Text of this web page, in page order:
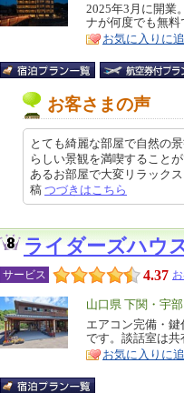
リ
ア
特
徴
2025年3月に開業
ナが何度でも無料
お気に入りに
お客さまの声
とても綺麗な部屋で自然の
らしい景観を満喫すること
あるお部屋で大変リラック
稿 つづきはこちら
ライダーズハウ
サービス 4.37
エ
リ
ア
山口県 下関・宇部
特
徴
エアコン完備・
です。談話室は
お気に入りに